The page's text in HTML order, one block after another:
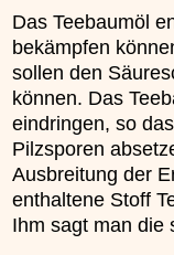
Das Teebaumöl
bekämpfen
sollen den
können. Das
eindringen, so
Pilzsporen
Ausbreitung der
enthaltene Stoff
Ihm sagt man die